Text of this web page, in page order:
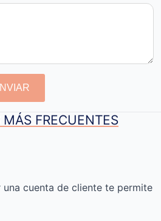
FRECUENTES
una cuenta de cliente te permite